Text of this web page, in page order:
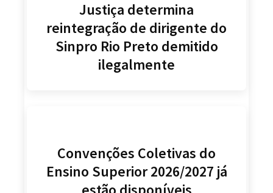
Justiça determina
reintegração de dirigente do
Sinpro Rio Preto demitido
ilegalmente
Convenções Coletivas do
Ensino Superior 2026/2027 já